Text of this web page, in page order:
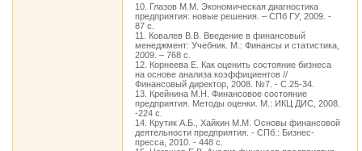
10. Глазов М.М. Экономическая диагностика
предприятия: новые решения. – СПб ГУ, 2009. -
87 с.
11. Ковалев В.В. Введение в финансовый
менеджмент: Учебник. М.: Финансы и статистика,
2009. – 768 с.
12. Корнеева Е. Как оценить состояние бизнеса
на основе анализа коэффициентов //
Финансовый директор, 2008. №7. - С.25-34.
13. Крейнина М.Н. Финансовое состояние
предприятия. Методы оценки. М.: ИКЦ ДИС, 2008.
-224 с.
14. Крутик А.Б., Хайкин М.М. Основы финансовой
деятельности предприятия. - СПб.: Бизнес-
пресса, 2010. - 448 с.